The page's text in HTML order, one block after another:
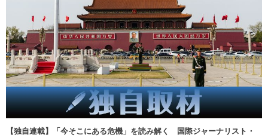
【独自連載】「今そこにある危機」を読み解く 国際ジャーナリスト・